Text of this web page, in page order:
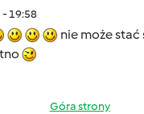
19:58
nie może
Góra strony